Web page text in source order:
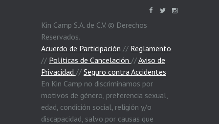
Kin Camp S.A. de C.V. © Derechos
Reservados.
Acuerdo de Participación // Reglamento
// Políticas de Cancelación //Aviso de
Privacidad // Seguro contra Accidentes
En Kin Camp no discriminamos por
motivos de género, preferencia sexual,
edad, condición social, religión y/o
discapacidad, salvo por causas que
¡Hola! ¿Cómo te podemos ayudar?